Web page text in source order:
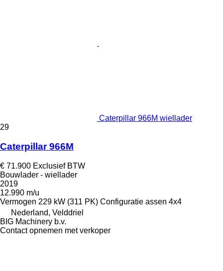
Caterpillar 966M wiellader
29
Caterpillar 966M
€ 71.900 Exclusief BTW
Bouwlader - wiellader
2019
12.990 m/u
Vermogen 229 kW (311 PK) Configuratie assen 4x4
Nederland, Velddriel
BIG Machinery b.v.
Contact opnemen met verkoper